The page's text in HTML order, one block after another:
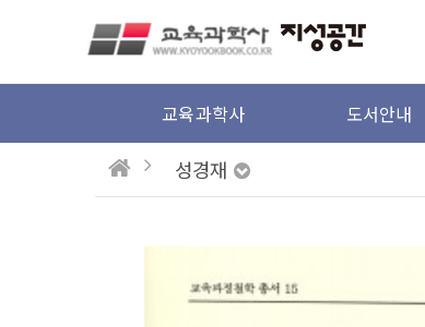
교육과학사 도서안내
성경재